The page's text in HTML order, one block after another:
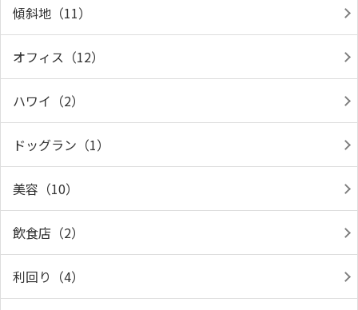
傾斜地（11）
オフィス（12）
ハワイ（2）
ドッグラン（1）
美容（10）
飲食店（2）
利回り（4）